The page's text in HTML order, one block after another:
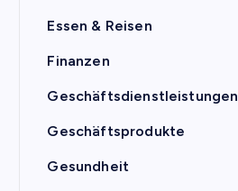
Essen & Reisen
Finanzen
Geschäftsdienstleistungen
Geschäftsprodukte
Gesundheit